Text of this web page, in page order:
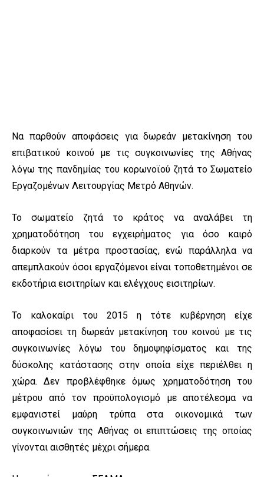
Να παρθούν αποφάσεις για δωρεάν μετακίνηση του
επιβατικού κοινού με τις συγκοινωνίες της Αθήνας
λόγω της πανδημίας του κορωνοϊού ζητά το Σωματείο
Εργαζομένων Λειτουργίας Μετρό Αθηνών.
Το σωματείο ζητά το κράτος να αναλάβει τη
χρηματοδότηση του εγχειρήματος για όσο καιρό
διαρκούν τα μέτρα προστασίας, ενώ παράλληλα να
απεμπλακούν όσοι εργαζόμενοι είναι τοποθετημένοι σε
εκδοτήρια εισιτηρίων και ελέγχους εισιτηρίων.
Το καλοκαίρι του 2015 η τότε κυβέρνηση είχε
αποφασίσει τη δωρεάν μετακίνηση του κοινού με τις
συγκοινωνίες λόγω του δημοψηφίσματος και της
δύσκολης κατάστασης στην οποία είχε περιέλθει η
χώρα. Δεν προβλέφθηκε όμως χρηματοδότηση του
μέτρου από τον προϋπολογισμό με αποτέλεσμα να
εμφανιστεί μαύρη τρύπα στα οικονομικά των
συγκοινωνιών της Αθήνας οι επιπτώσεις της οποίας
γίνονται αισθητές μέχρι σήμερα.